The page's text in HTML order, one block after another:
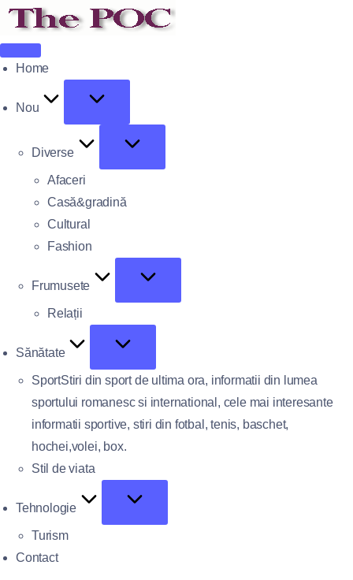
Home
Nou
Diverse
Afaceri
Casă&gradină
Cultural
Fashion
Frumusete
Relații
Sănătate
SportStiri din sport de ultima ora, informatii din lumea
sportului romanesc si international, cele mai interesante
informatii sportive, stiri din fotbal, tenis, baschet,
hochei,volei, box.
Stil de viata
Tehnologie
Turism
Contact